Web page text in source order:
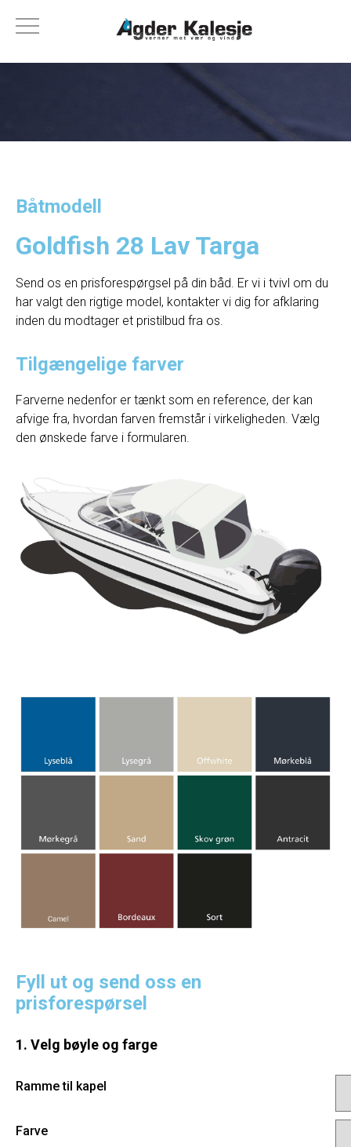
Båtmodell
Goldfish 28 Lav Targa
Send os en prisforespørgsel på din båd. Er vi i tvivl om du
har valgt den rigtige model, kontakter vi dig for afklaring
inden du modtager et pristilbud fra os.
Tilgængelige farver
Farverne nedenfor er tænkt som en reference, der kan
afvige fra, hvordan farven fremstår i virkeligheden. Vælg
den ønskede farve i formularen.
Fyll ut og send oss en
prisforespørsel
1. Velg bøyle og farge
Ramme til kapel
Farve